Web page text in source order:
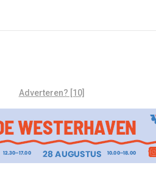
Adverteren? [10]